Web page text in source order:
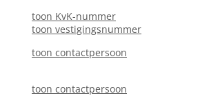
toon KvK-nummer
toon vestigingsnummer
toon contactpersoon
toon contactpersoon